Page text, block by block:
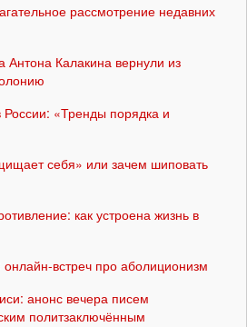
рассмотрение недавних
Антона Калакина вернули из
России: «Тренды порядка и
себя» или зачем шиповать
как устроена жизнь в
встреч про аболиционизм
анонс вечера писем
политзаключённым